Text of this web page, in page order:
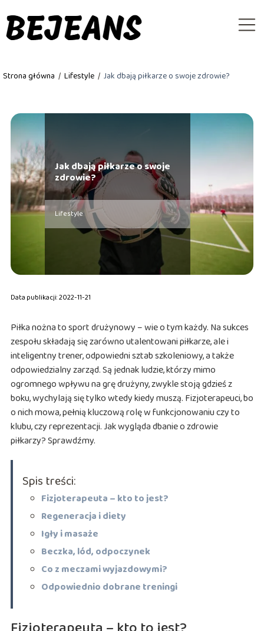
Strona główna / Lifestyle / Jak dbają piłkarze o swoje zdrowie?
Jak dbają piłkarze o swoje
zdrowie?
Lifestyle
Data publikacji: 2022-11-21
Piłka nożna to sport drużynowy – wie o tym każdy. Na sukces
zespołu składają się zarówno utalentowani piłkarze, ale i
inteligentny trener, odpowiedni sztab szkoleniowy, a także
odpowiedzialny zarząd. Są jednak ludzie, którzy mimo
ogromnego wpływu na grę drużyny, zwykle stoją gdzieś z
boku, wychylają się tylko wtedy kiedy muszą. Fizjoterapeuci, bo
o nich mowa, pełnią kluczową rolę w funkcjonowaniu czy to
klubu, czy reprezentacji. Jak wygląda dbanie o zdrowie
piłkarzy? Sprawdźmy.
Spis treści:
Fizjoterapeuta – kto to jest?
Regeneracja i diety
Igły i masaże
Beczka, lód, odpoczynek
Co z meczami wyjazdowymi?
Odpowiednio dobrane treningi